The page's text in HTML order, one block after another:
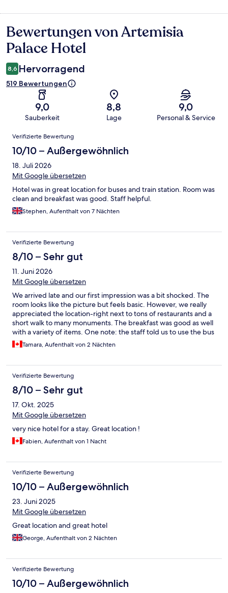
Bewertungen
Bewertungen von Artemisia
Palace Hotel
8,6 Hervorragend
519 Bewertungen
9,0
Sauberkeit
8,8
Lage
9,0
Personal & Service
Bewertungen
Verifizierte Bewertung
10/10 – Außergewöhnlich
18. Juli 2026
Mit Google übersetzen
Hotel was in great location for buses and train station. Room was
clean and breakfast was good. Staff helpful.
Stephen, Aufenthalt von 7 Nächten
Verifizierte Bewertung
8/10 – Sehr gut
11. Juni 2026
Mit Google übersetzen
We arrived late and our first impression was a bit shocked. The
room looks like the picture but feels basic. However, we really
appreciated the location-right next to tons of restaurants and a
short walk to many monuments. The breakfast was good as well
with a variety of items. One note: the staff told us to use the bus
stop outside the hotel to get to the train station but it was
closed.
Tamara, Aufenthalt von 2 Nächten
Verifizierte Bewertung
8/10 – Sehr gut
17. Okt. 2025
Mit Google übersetzen
very nice hotel for a stay. Great location !
Fabien, Aufenthalt von 1 Nacht
Verifizierte Bewertung
10/10 – Außergewöhnlich
23. Juni 2025
Mit Google übersetzen
Great location and great hotel
George, Aufenthalt von 2 Nächten
Verifizierte Bewertung
10/10 – Außergewöhnlich